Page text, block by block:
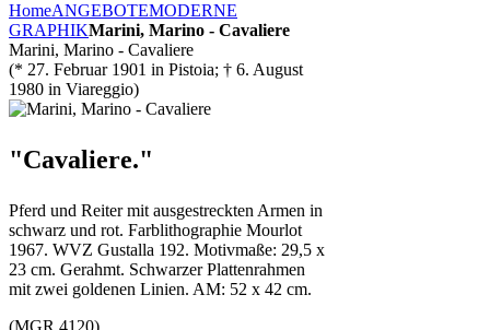
HomeANGEBOTEMODERNE
GRAPHIKMarini, Marino - Cavaliere
Marini, Marino - Cavaliere
(* 27. Februar 1901 in Pistoia; † 6. August
1980 in Viareggio)
"Cavaliere."
Pferd und Reiter mit ausgestreckten Armen in
schwarz und rot. Farblithographie Mourlot
1967. WVZ Gustalla 192. Motivmaße: 29,5 x
23 cm. Gerahmt. Schwarzer Plattenrahmen
mit zwei goldenen Linien. AM: 52 x 42 cm.